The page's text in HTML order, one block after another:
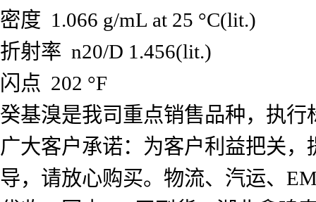
密度 1.066 g/mL at 25 °C(lit.)
折射率 n20/D 1.456(lit.)
闪点 202 °F
癸基溴是我司重点销售品种，执
广大客户承诺：为客户利益把关
导，请放心购买。物流、汽运、